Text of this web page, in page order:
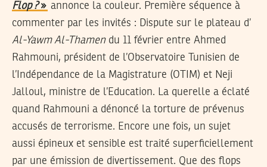
Flop ?» annonce la couleur. Première séquence à
commenter par les invités : Dispute sur le plateau d’
Al-Yawm Al-Thamendu 11 février entre Ahmed
Rahmouni, président de l’Observatoire Tunisien de
l’Indépendance de la Magistrature (OTIM) et Neji
Jalloul, ministre de l’Education. La querelle a éclaté
quand Rahmouni a dénoncé la torture de prévenus
accusés de terrorisme. Encore une fois, un sujet
aussi épineux et sensible est traité superficiellement
par une émission de divertissement. Que des flops